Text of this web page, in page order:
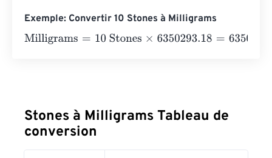
Exemple: Convertir 10 Stones à Milligrams
Milligrams=10 Stones×6350293.18=63502931.8
Stones à Milligrams Tableau de
conversion